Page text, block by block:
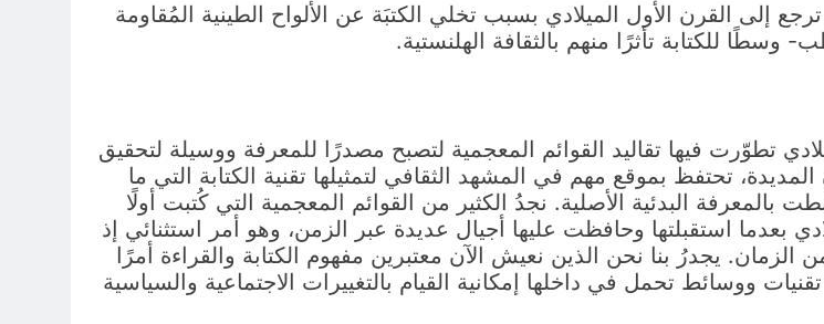
إلى القرن الأول الميلادي بسبب تخلي الكتبَة عن الألواح الطينية المُقاومة
للكتابة تأثرًا منهم بالثقافة الهلنستية.
الميلادي تطوّرت فيها تقاليد القوائم المعجمية لتصبح مصدرًا للمعرفة ووسيلة لتحقيق
تحتفظ بموقع مهم في المشهد الثقافي لتمثيلها تقنية الكتابة التي ما
البدئية الأصلية. نجدُ الكثير من القوائم المعجمية التي كُتبت أولًا
بعدما استقبلتها وحافظت عليها أجيال عديدة عبر الزمن، وهو أمر استثنائي إذ
الناس أدبًا ويتلقوه باستحسان لمدة تقارب 33 قرنًا من الزمان. يجدرُ بنا نحن الذين نعيش الآن معتبرين مفهوم الكتابة والقراءة أمرًا
ووسائط تحمل في داخلها إمكانية القيام بالتغييرات الاجتماعية والسياسية